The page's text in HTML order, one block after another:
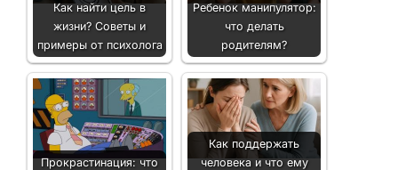
Как найти цель в
жизни? Советы и
примеры от психолога
Ребенок манипулятор:
что делать
родителям?
Прокрастинация: что
Как поддержать
человека и что ему